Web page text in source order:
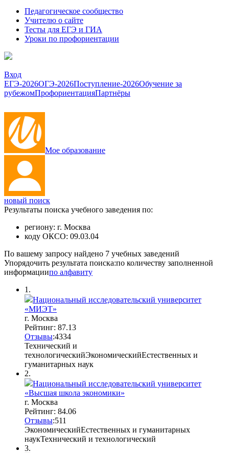
Педагогическое сообщество
Учителю о сайте
Тесты для ЕГЭ и ГИА
Уроки по профориентации
Вход
ЕГЭ-2026ОГЭ-2026Поступление-2026Обучение за
рубежомПрофориентацияПартнёры
Мое образование
новый поиск
Результаты поиска учебного заведения по:
региону: г. Москва
коду ОКСО: 09.03.04
По вашему запросу найдено 7 учебных заведений
Упорядочить результата поиска:по количеству заполненной
информациипо алфавиту
1.
Национальный исследовательский университет
«МИЭТ»
г. Москва
Рейтинг: 87.13
Отзывы:4334
Технический и
технологическийЭкономическийЕстественных и
гуманитарных наук
2.
Национальный исследовательский университет
«Высшая школа экономики»
г. Москва
Рейтинг: 84.06
Отзывы:511
ЭкономическийЕстественных и гуманитарных
наукТехнический и технологический
3.